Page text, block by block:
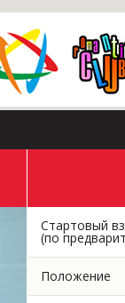
Стартовый
(по
Положение